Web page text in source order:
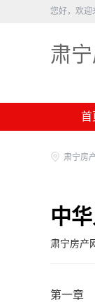
您好，欢迎
肃
首
肃宁房
中
肃宁房产
第一章